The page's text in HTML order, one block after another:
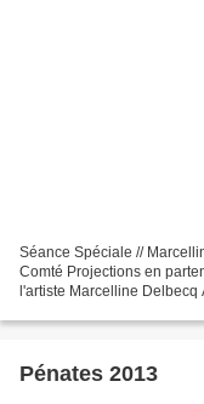
Séance Spéciale //
Comté Projections en
l'artiste Marcelline Delbecq
Pénates 2013